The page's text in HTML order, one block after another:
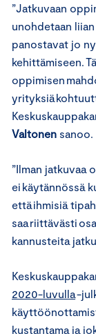
”Jatkuvaan
unohdetaan
panostavat jo
kehittämiseen.
oppimisen
yrityksiä
Valtonen sanoo.
”Ilman jatkuvaa
ei käytännössä
että ihmisiä
saa riittävästi
kannusteita
2020-luvulla-
kustantama ja